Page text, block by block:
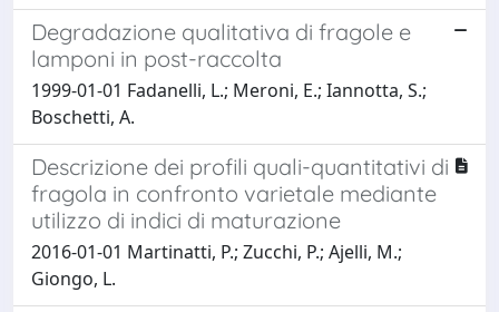
Degradazione qualitativa di fragole e
lamponi in post-raccolta
1999-01-01 Fadanelli, L.; Meroni, E.; Iannotta, S.;
Boschetti, A.
Descrizione dei profili quali-quantitativi di
fragola in confronto varietale mediante
utilizzo di indici di maturazione
2016-01-01 Martinatti, P.; Zucchi, P.; Ajelli, M.;
Giongo, L.